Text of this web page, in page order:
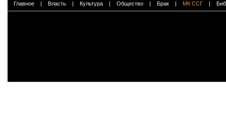
Главное | Власть | Культура | Общество | Брак | МК ССГ |